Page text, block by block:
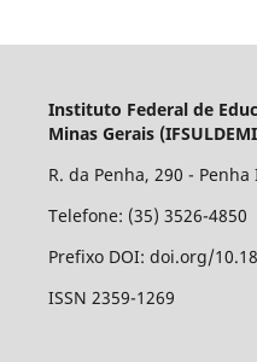
Instituto Federal de
Minas Gerais
R. da Penha, 290 - Penha
Telefone: (35) 3526-4850
Prefixo DOI: doi.org/
ISSN 2359-1269